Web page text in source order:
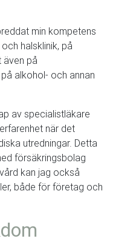
min kompetens
halsklinik, på
även på
alkohol- och annan
av specialistläkare
när det
utredningar. Detta
försäkringsbolag
kan jag också
både för företag och